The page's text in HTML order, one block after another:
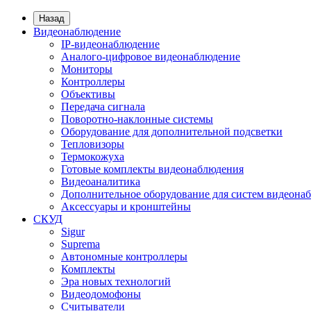
Назад
Видеонаблюдение
IP-видеонаблюдение
Аналого-цифровое видеонаблюдение
Мониторы
Контроллеры
Объективы
Передача сигнала
Поворотно-наклонные системы
Оборудование для дополнительной подсветки
Тепловизоры
Термокожуха
Готовые комплекты видеонаблюдения
Видеоаналитика
Дополнительное оборудование для систем
Аксессуары и кронштейны
СКУД
Sigur
Suprema
Автономные контроллеры
Комплекты
Эра новых технологий
Видеодомофоны
Считыватели